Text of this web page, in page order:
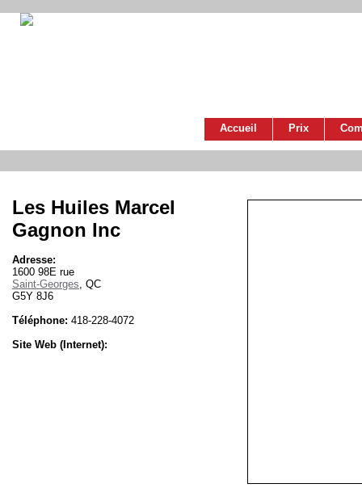
Accueil Prix
Les Huiles Marcel
Gagnon Inc
Adresse:
1600 98E rue
Saint-Georges, QC
G5Y 8J6
Téléphone: 418-228-4072
Site Web (Internet):